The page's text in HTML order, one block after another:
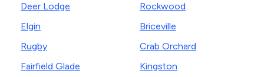
Deer Lodge
Elgin
Rugby
Fairfield Glade
Rockwood
Briceville
Crab Orchard
Kingston